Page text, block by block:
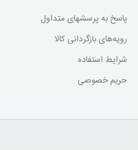
پاسخ به پرسشهای متداول
رویه‌های بازگردانی کالا
شرایط استفاده
حریم خصوصی